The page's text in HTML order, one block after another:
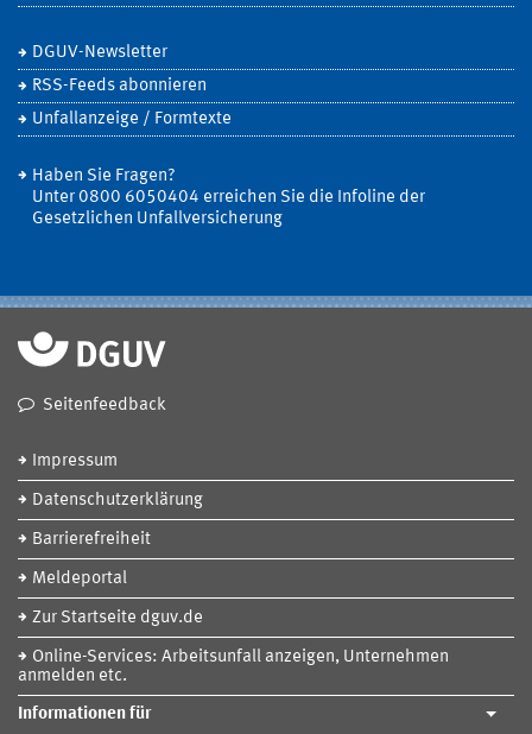
DGUV-Newsletter
RSS-Feeds abonnieren
Unfallanzeige / Formtexte
Haben Sie Fragen?
Unter 0800 6050404 erreichen Sie die Infoline der
Gesetzlichen Unfallversicherung
Seitenfeedback
Impressum
Datenschutzerklärung
Barrierefreiheit
Meldeportal
Zur Startseite dguv.de
Online-Services: Arbeitsunfall anzeigen, Unternehmen
anmelden etc.
Informationen für